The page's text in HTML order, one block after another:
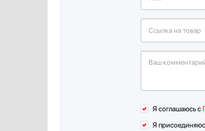
Ссылка на товар
Ваш
Я соглашаюсь с
Я